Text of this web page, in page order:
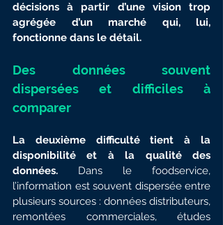
décisions à partir d’une vision trop
agrégée d’un marché qui, lui,
fonctionne dans le détail.
Des données souvent
dispersées et difficiles à
comparer
La deuxième difficulté tient à la
disponibilité et à la qualité des
données. Dans le foodservice,
l’information est souvent dispersée entre
plusieurs sources : données distributeurs,
remontées commerciales, études